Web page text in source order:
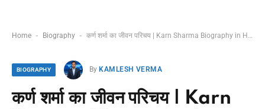
Home - Biography - कर्ण शर्मा का जीवन परिचय | Karn Sharma Biography in Hindi
BIOGRAPHY By KAMLESH VERMA
कर्ण शर्मा का जीवन परिचय | Karn